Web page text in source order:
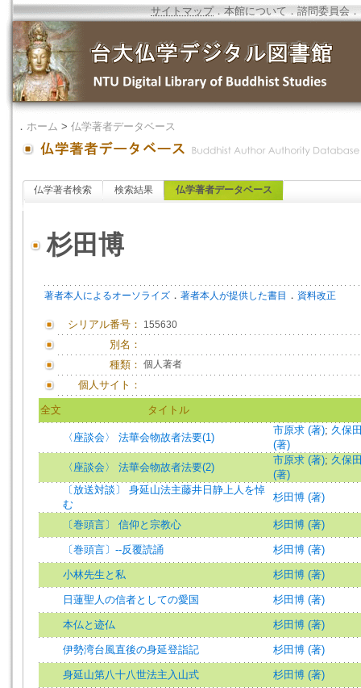
サイトマップ．本館について ．諮問委員会 ．
． ホーム > 仏学著者データベース
仏学著者検索 検索結果 仏学著者データベース
杉田博
著者本人によるオーソライズ ． 著者本人が提供した書目 ． 資料改正
シリアル番号： 155630
別名：
種類： 個人著者
個人サイト：
全文 タイトル
〈座談会〉 法華会物故者法要(1)
市原求 (著); 久保
(著)
〈座談会〉 法華会物故者法要(2)
市原求 (著); 久保
(著)
〔放送対談〕 身延山法主藤井日静上人を悼
む
杉田博 (著)
〔巻頭言〕 信仰と宗教心 杉田博 (著)
〔巻頭言〕--反覆読誦 杉田博 (著)
小林先生と私 杉田博 (著)
日蓮聖人の信者としての愛国 杉田博 (著)
本仏と迹仏 杉田博 (著)
伊勢湾台風直後の身延登詣記 杉田博 (著)
身延山第八十八世法主入山式 杉田博 (著)